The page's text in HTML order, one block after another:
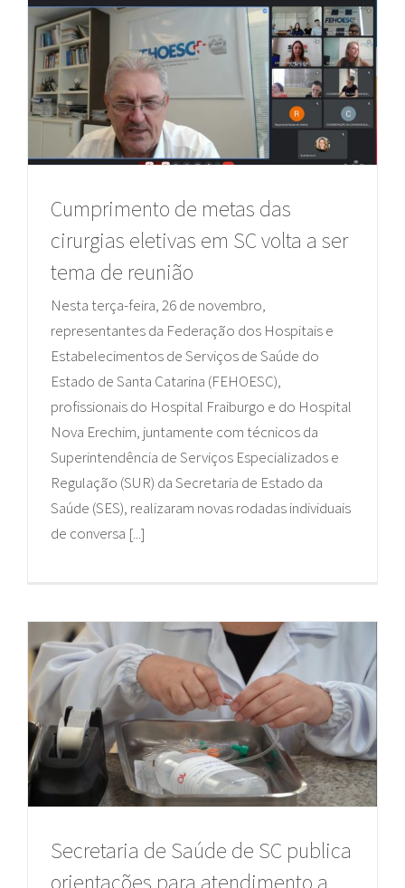
Cumprimento de metas das
cirurgias eletivas em SC volta a ser
tema de reunião
Nesta terça-feira, 26 de novembro,
representantes da Federação dos Hospitais e
Estabelecimentos de Serviços de Saúde do
Estado de Santa Catarina (FEHOESC),
profissionais do Hospital Fraiburgo e do Hospital
Nova Erechim, juntamente com técnicos da
Superintendência de Serviços Especializados e
Regulação (SUR) da Secretaria de Estado da
Saúde (SES), realizaram novas rodadas individuais
de conversa [...]
Secretaria de Saúde de SC publica
orientações para atendimento a